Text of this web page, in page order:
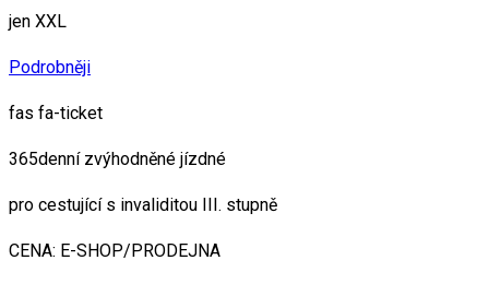
jen XXL
Podrobněji
fas fa-ticket
365denní zvýhodněné jízdné
pro cestující s invaliditou III. stupně
CENA: E-SHOP/PRODEJNA